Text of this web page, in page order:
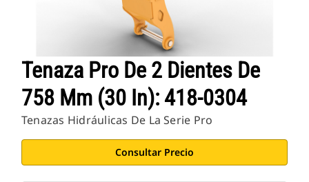
Tenaza Pro De 2 Dientes De
758 Mm (30 In): 418-0304
Tenazas Hidráulicas De La Serie Pro
Consultar Precio